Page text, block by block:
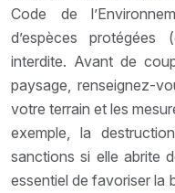
Code de
d’espèces protégées
interdite. Avant de
paysage, renseignez-
votre terrain et les
exemple, la
sanctions si elle abrite
essentiel de favoriser la